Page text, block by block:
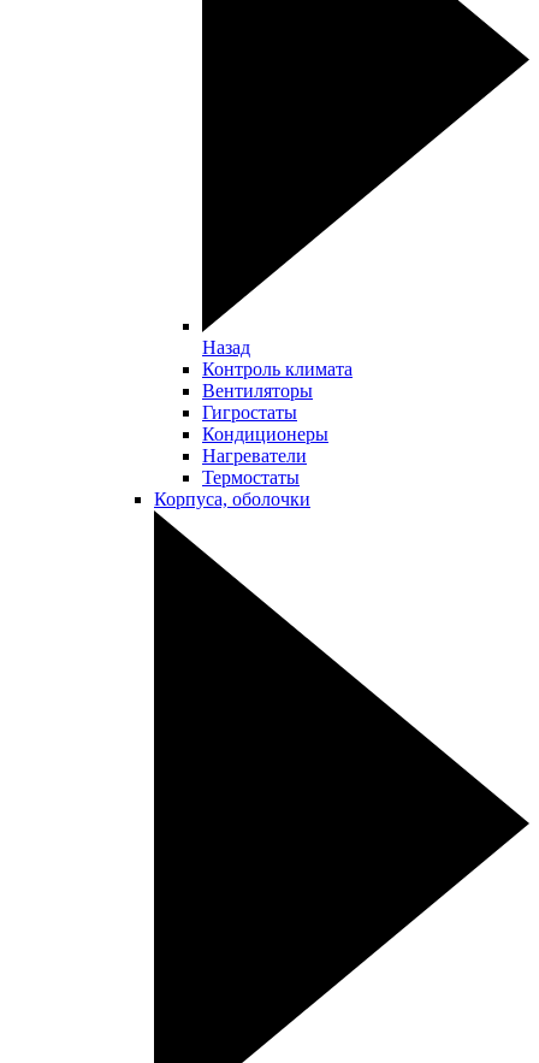
Назад
Контроль климата
Вентиляторы
Гигростаты
Кондиционеры
Нагреватели
Термостаты
Корпуса, оболочки